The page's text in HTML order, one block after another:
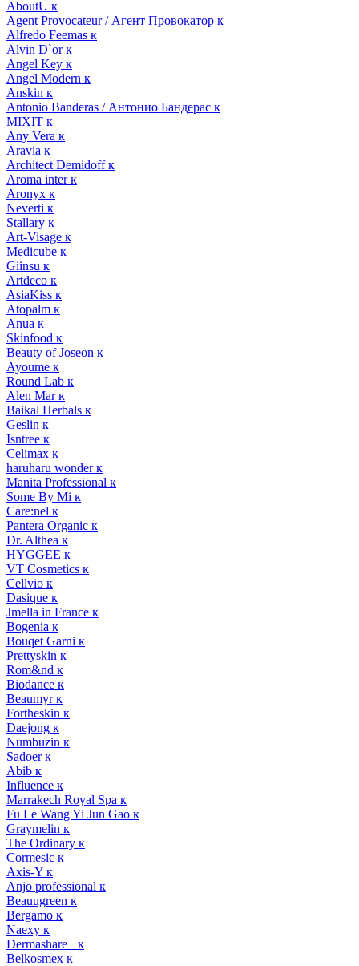
AboutU к
Agent Provocateur / Агент Провокатор к
Alfredo Feemas к
Alvin D`or к
Angel Key к
Angel Modern к
Anskin к
Antonio Banderas / Антонио Бандерас к
MIXIT к
Any Vera к
Aravia к
Architect Demidoff к
Aroma inter к
Aronyx к
Neverti к
Stallary к
Art-Visage к
Medicube к
Giinsu к
Artdeco к
AsiaKiss к
Atopalm к
Anua к
Skinfood к
Beauty of Joseon к
Ayoume к
Round Lab к
Alen Mar к
Baikal Herbals к
Geslin к
Isntree к
Celimax к
haruharu wonder к
Manita Professional к
Some By Mi к
Care:nel к
Pantera Organic к
Dr. Althea к
HYGGEE к
VT Cosmetics к
Cellvio к
Dasique к
Jmella in France к
Bogenia к
Bouqet Garni к
Prettyskin к
Rom&nd к
Biodance к
Beaumyr к
Fortheskin к
Daejong к
Numbuzin к
Sadoer к
Abib к
Influence к
Marrakech Royal Spa к
Fu Le Wang Yi Jun Gao к
Graymelin к
The Ordinary к
Cormesic к
Axis-Y к
Anjo professional к
Beauugreen к
Bergamo к
Naexy к
Dermashare+ к
Belkosmex к